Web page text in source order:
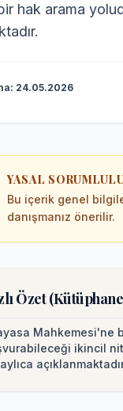
hak arama
24.05.2026
YASAL
Bu içerik genel
danışmanız önerilir.
Özet
Mahkemesi'ne
ikincil